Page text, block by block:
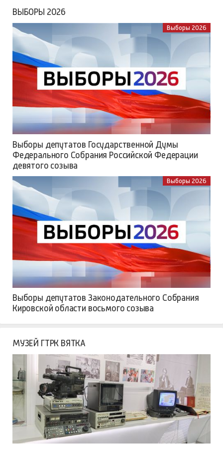
ВЫБОРЫ 2026
Выборы 2026
Выборы депутатов Государственной Думы
Федерального Собрания Российской Федерации
девятого созыва
Выборы 2026
Выборы депутатов Законодательного Собрания
Кировской области восьмого созыва
МУЗЕЙ ГТРК ВЯТКА